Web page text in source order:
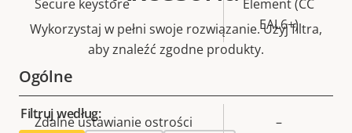
Secure keystore
Element (CC
EAL6+)
Ogólne
Opis
Wartość
Zdalne ustawianie ostrości –
Wykorzystaj w pełni swoje rozwiązanie. Użyj filtra,
aby znaleźć zgodne produkty.
Filtruj według: